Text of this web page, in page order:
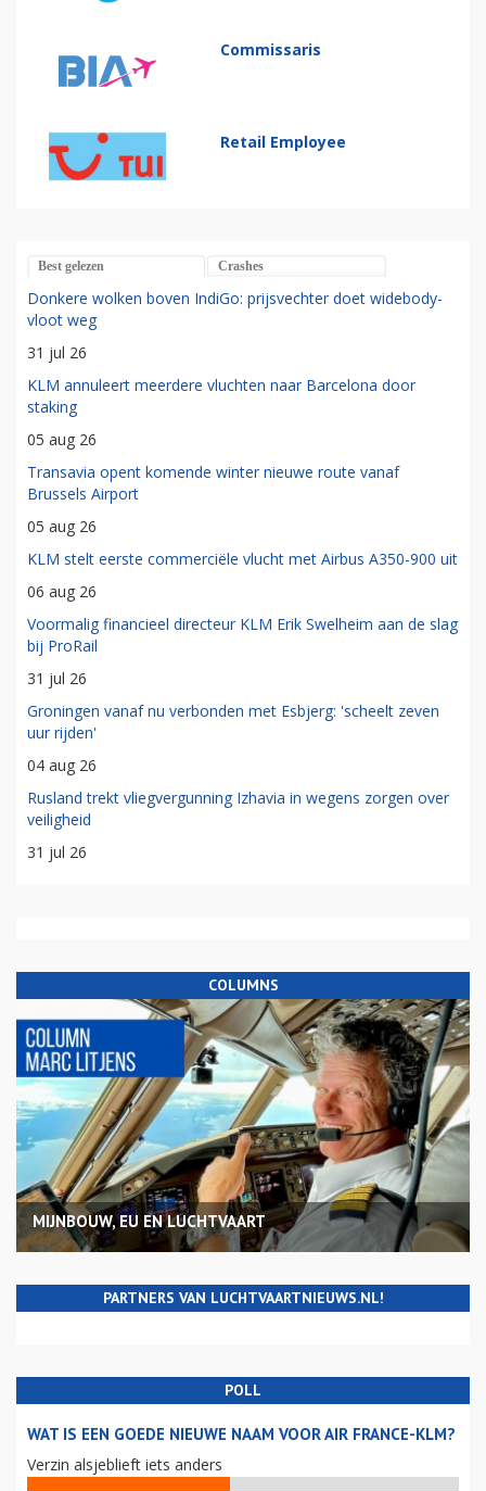
Commissaris
Retail Employee
Best gelezen Crashes
Donkere wolken boven IndiGo: prijsvechter doet widebody-
vloot weg
31 jul 26
KLM annuleert meerdere vluchten naar Barcelona door
staking
05 aug 26
Transavia opent komende winter nieuwe route vanaf
Brussels Airport
05 aug 26
KLM stelt eerste commerciële vlucht met Airbus A350-900 uit
06 aug 26
Voormalig financieel directeur KLM Erik Swelheim aan de slag
bij ProRail
31 jul 26
Groningen vanaf nu verbonden met Esbjerg: 'scheelt zeven
uur rijden'
04 aug 26
Rusland trekt vliegvergunning Izhavia in wegens zorgen over
veiligheid
31 jul 26
COLUMNS
MIJNBOUW, EU EN LUCHTVAART
PARTNERS VAN LUCHTVAARTNIEUWS.NL!
POLL
WAT IS EEN GOEDE NIEUWE NAAM VOOR AIR FRANCE-KLM?
Verzin alsjeblieft iets anders